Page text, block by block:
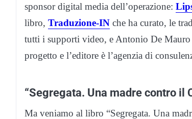
sponsor digital media dell’operazione:
libro, Traduzione-IN che ha curato, le
tutti i supporti video, e Antonio De Mauro
progetto e l’editore è l’agenzia di
“Segregata. Una madre contro il
Ma veniamo al libro “Segregata. Una